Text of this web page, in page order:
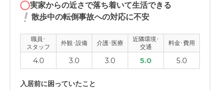
施設増設のために募集した介護スタッフのためか、はたま
たスタッフの年齢が若いためかわからないが、本人曰く入
居者の扱いが雑で優しくないとのこと。
外観・内装・居室・設備について
築年数が少ないため、施設内はとてもきれいで清潔感があ
る。親が入居しているので本人の感想はわからない。
実家からの近さで落ち着いて生活できる
散歩中の転倒事故への対応に不安
職員･
スタッフ
外観･設備 介護･医療
近隣環境･
交通
料金･費用
4.0 3.0 3.0 5.0 5.0
入居前に困っていたこと